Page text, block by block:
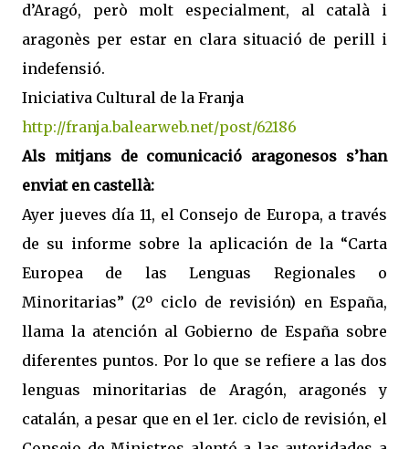
d’Aragó, però molt especialment, al català i
aragonès per estar en clara situació de perill i
indefensió.
Iniciativa Cultural de la Franja
http://franja.balearweb.net/post/62186
Als mitjans de comunicació aragonesos s’han
enviat en castellà:
Ayer jueves día 11, el Consejo de Europa, a través
de su informe sobre la aplicación de la “Carta
Europea de las Lenguas Regionales o
Minoritarias” (2º ciclo de revisión) en España,
llama la atención al Gobierno de España sobre
diferentes puntos. Por lo que se refiere a las dos
lenguas minoritarias de Aragón, aragonés y
catalán, a pesar que en el 1er. ciclo de revisión, el